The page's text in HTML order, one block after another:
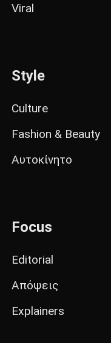
Viral
Style
Culture
Fashion & Beauty
Αυτοκίνητο
Focus
Editorial
Απόψεις
Explainers